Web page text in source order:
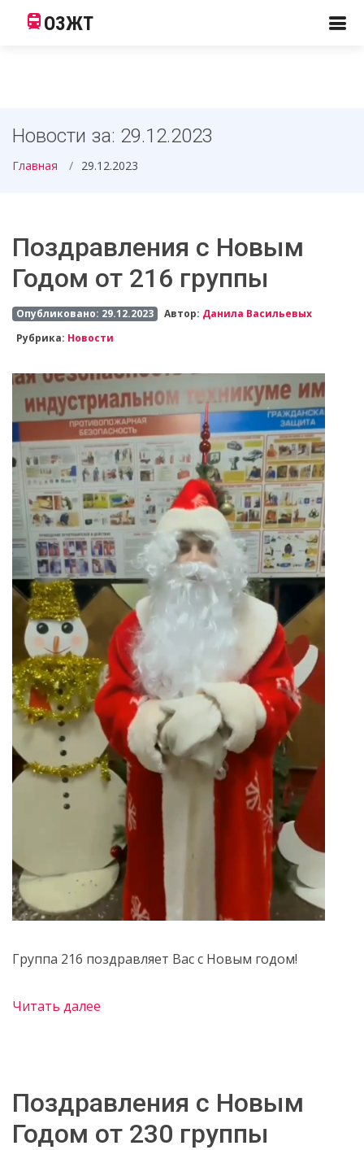
ОЗЖТ
Новости за: 29.12.2023
Главная 29.12.2023
Поздравления c Новым
Годом от 216 группы
Опубликовано: 29.12.2023 Автор: Данила Васильевых
Рубрика: Новости
Группа 216 поздравляет Вас с Новым годом!
Читать далее
Поздравления c Новым
Годом от 230 группы